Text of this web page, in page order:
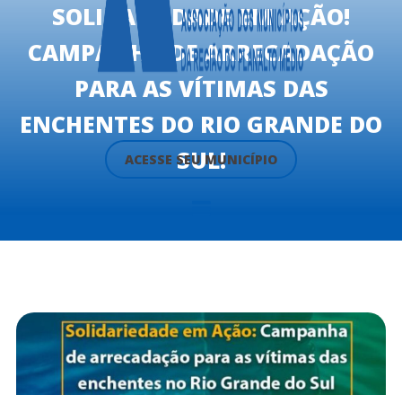
ACESSE SEU MUNICÍPIO
SOLIDARIEDADE EM AÇÃO!
CAMPANHA DE ARRECADAÇÃO
PARA AS VÍTIMAS DAS
ENCHENTES DO RIO GRANDE DO
SUL!